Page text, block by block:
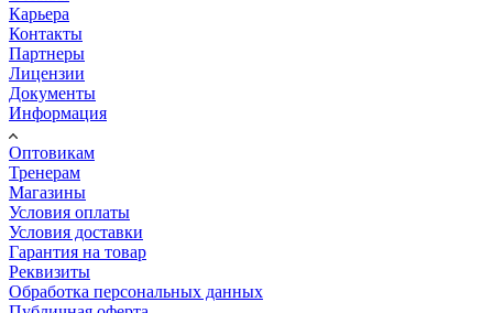
Карьера
Контакты
Партнеры
Лицензии
Документы
Информация
Оптовикам
Тренерам
Магазины
Условия оплаты
Условия доставки
Гарантия на товар
Реквизиты
Обработка персональных данных